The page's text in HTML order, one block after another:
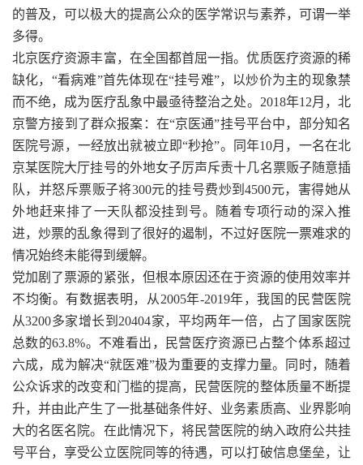
的普及，可以极大的提高公众的医学常识与素养，可谓一举
多得。
北京医疗资源丰富，在全国都首屈一指。优质医疗资源的稀
缺化，“看病难”首先体现在“挂号难”，以炒价为主的现象禁
而不绝，成为医疗乱象中最亟待整治之处。2018年12月，北
京警方接到了群众报案：在“京医通”挂号平台中，部分知名
医院号源，一经放出就被立即“秒抢”。同年10月，一名在北
京某医院大厅挂号的外地女子厉声斥责十几名票贩子随意插
队，并怒斥票贩子将300元的挂号费炒到4500元，害得她从
外地赶来排了一天队都没挂到号。随着专项行动的深入推
进，炒票的乱象得到了很好的遏制，不过好医院一票难求的
情况始终未能得到缓解。
党加剧了票源的紧张，但根本原因还在于资源的使用效率并
不均衡。有数据表明，从2005年-2019年，我国的民营医院
从3200多家增长到20404家，平均两年一倍，占了国家医院
总数的63.8%。不难看出，民营医疗资源已占整个体系超过
六成，成为解决“就医难”极为重要的支撑力量。同时，随着
公众诉求的改变和门槛的提高，民营医院的整体质量不断提
升，并由此产生了一批基础条件好、业务素质高、业界影响
大的名医名院。在此情况下，将民营医院的纳入政府公共挂
号平台，享受公立医院同等的待遇，可以打破信息堡垒，让